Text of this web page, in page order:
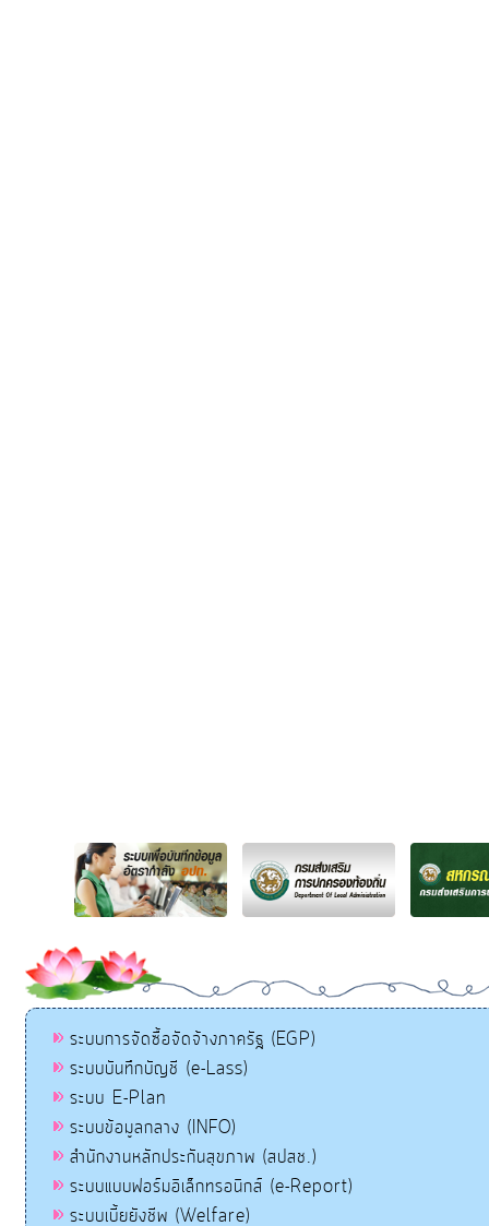
ระบบการจัดซื้อจัดจ้างภาครัฐ (EGP)
ระบบบันทึกบัญชี (e-Lass)
ระบบ E-Plan
ระบบข้อมูลกลาง (INFO)
สำนักงานหลักประกันสุขภาพ (สปสช.)
ระบบแบบฟอร์มอิเล็กทรอนิกส์ (e-Report)
ระบบเบี้ยยังชีพ (Welfare)